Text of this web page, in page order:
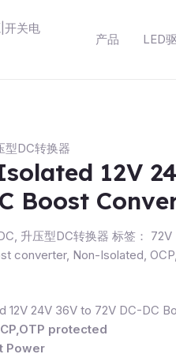
产品 LED
型DC转换器
12V
Boost
, 升压型DC转换器 标签：
converter, Non-Isolated, OCP,
12V 24V 36V to 72V DC-DC
protected
Power